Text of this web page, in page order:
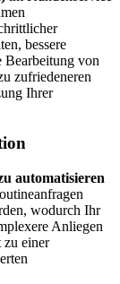
bessere
Bearbeitung von
zufriedeneren
Ihrer
automatisieren
wodurch Ihr
Anliegen
zu einer